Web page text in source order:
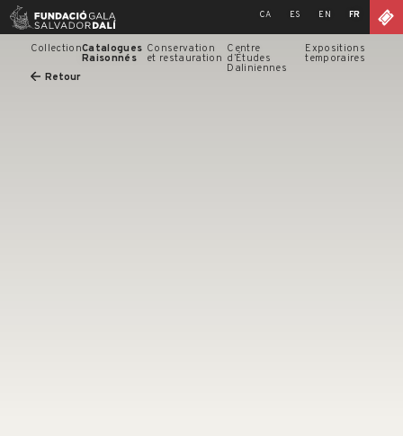
Skip
CA ES EN FR
CollectionCatalogues
Raisonnés
Conservation
et restauration
Centre
d’Études
Daliniennes
Expositions
temporaires
Retour